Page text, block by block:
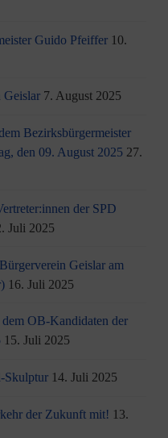
Guido Pfeiffer 10.
Geislar 7. August 2025
Bezirksbürgermeister
den 09. August 2025 27.
der SPD
Juli 2025
Geislar am
16. Juli 2025
OB-Kandidaten der
15. Juli 2025
Skulptur 14. Juli 2025
der Zukunft mit! 13.